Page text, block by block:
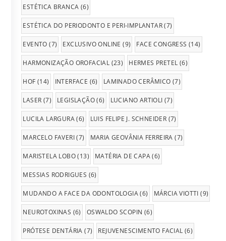
ESTÉTICA BRANCA (6)
ESTÉTICA DO PERIODONTO E PERI-IMPLANTAR(7)
EVENTO (7) EXCLUSIVO ONLINE (9) FACE CONGRESS (14)
HARMONIZAÇÃO OROFACIAL (23) HERMES PRETEL (6)
HOF (14) INTERFACE (6) LAMINADO CERÂMICO (7)
LASER (7) LEGISLAÇÃO(6) LUCIANO ARTIOLI (7)
LUCILA LARGURA(6) LUIS FELIPE J. SCHNEIDER (7)
MARCELO FAVERI(7) MARIA GEOVÂNIA FERREIRA (7)
MARISTELA LOBO(13) MATÉRIA DE CAPA(6)
MESSIAS RODRIGUES (6)
MUDANDO A FACE DA ODONTOLOGIA(6) MÁRCIA VIOTTI (9)
NEUROTOXINAS (6) OSWALDO SCOPIN (6)
PRÓTESE DENTÁRIA (7) REJUVENESCIMENTO FACIAL (6)